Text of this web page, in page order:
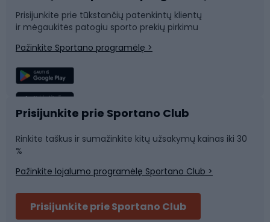
Laipiojimas
Žvejyba
Sportinė medicina
Snieglenčių sportas
Plaukimas
Komandinis sportas
Prisijunkite prie tūkstančių patenkintų klientų
ir mėgaukitės patogiu sporto prekių pirkimu
Pažinkite Sportano programėlę >
Prisijunkite prie Sportano Club
Rinkite taškus ir sumažinkite kitų užsakymų kainas iki 30
%
Pažinkite lojalumo programėlę Sportano Club >
Prisijunkite prie Sportano Club